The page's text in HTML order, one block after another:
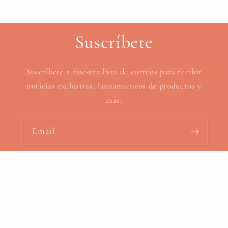
Suscríbete
Suscríbete a nuestra lista de correos para recibir
noticias exclusivas, lanzamientos de productos y
más.
Email